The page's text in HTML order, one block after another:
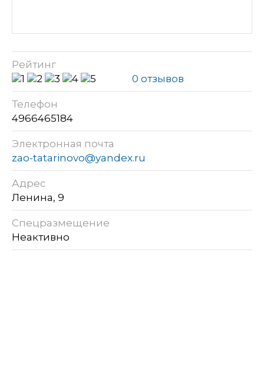
Рейтинг
0 отзывов
Телефон
4966465184
Электронная почта
zao-tatarinovo@yandex.ru
Адрес
Ленина, 9
Спецразмещение
Неактивно